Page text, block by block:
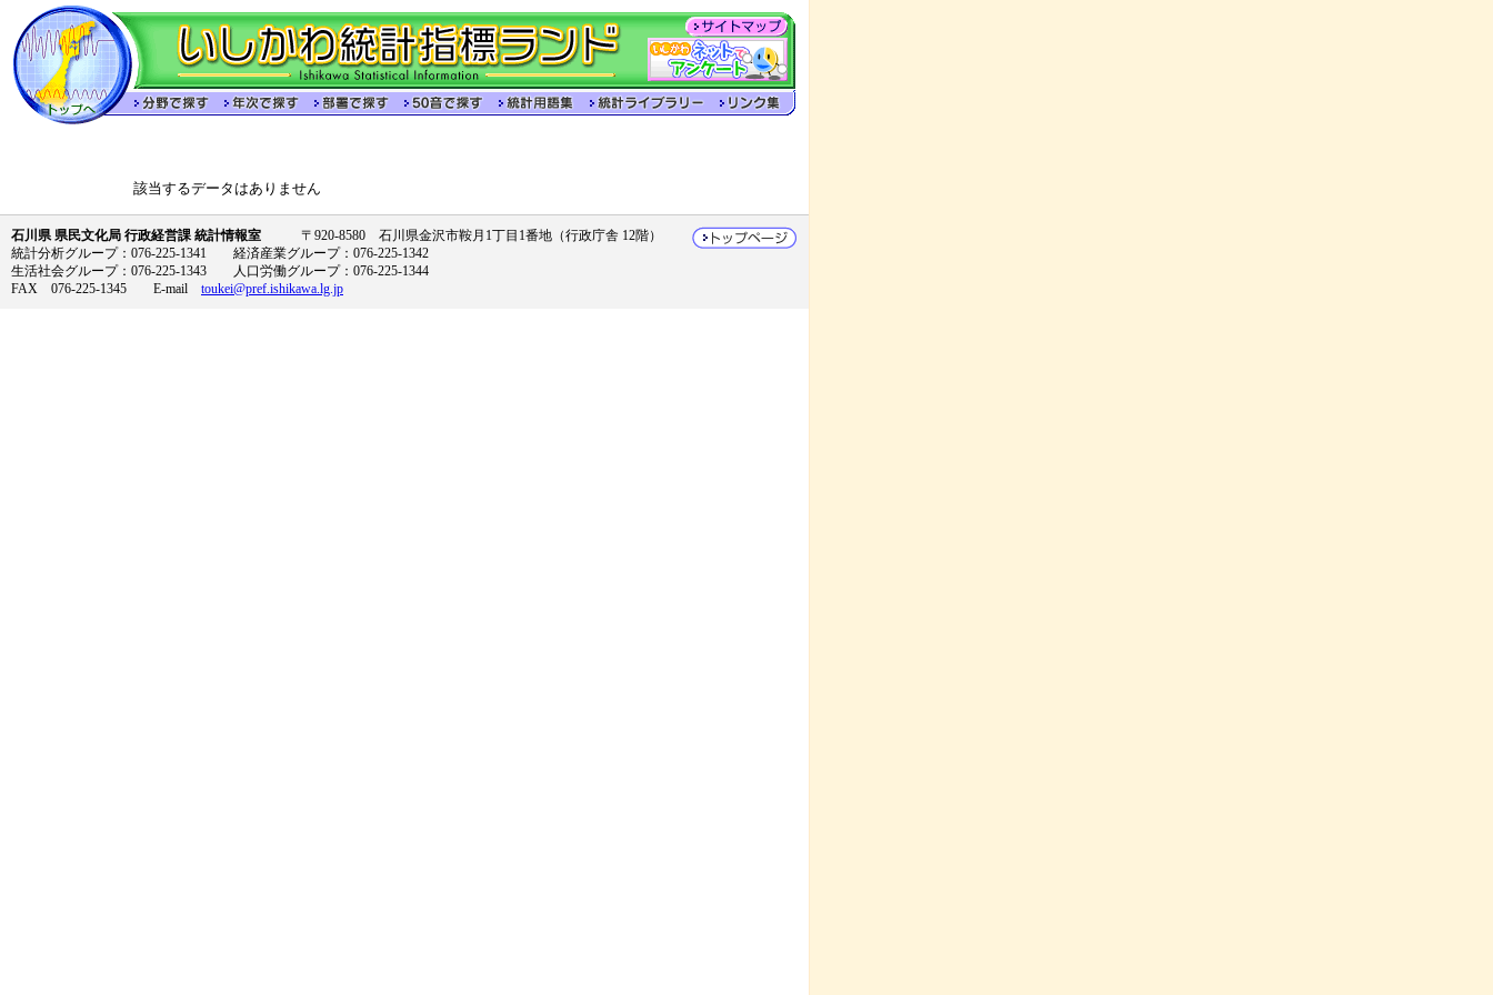
該当するデータはありません
石川県 県民文化局 行政経営課 統計情報室 〒920-8580 石川県金沢市鞍月1丁目1番地（行政庁舎 12階）
統計分析グループ：076-225-1341 経済産業グループ：076-225-1342
生活社会グループ：076-225-1343 人口労働グループ：076-225-1344
FAX 076-225-1345 E-mail toukei@pref.ishikawa.lg.jp